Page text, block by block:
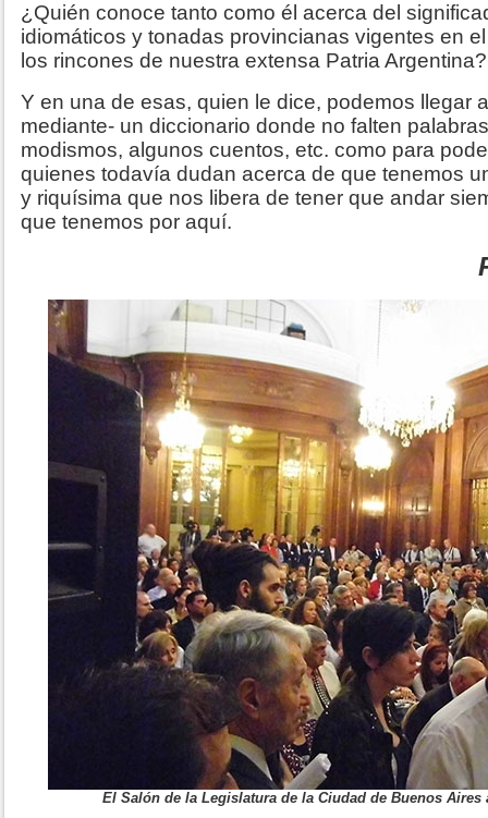
¿Quién conoce tanto como él acerca del
idiomáticos y tonadas provincianas vigentes en
los rincones de nuestra extensa Patria Argentina?
Y en una de esas, quien le dice, podemos llegar
mediante- un diccionario donde no falten
modismos, algunos cuentos, etc. como para
quienes todavía dudan acerca de que tenemos
y riquísima que nos libera de tener que andar
que tenemos por aquí.
El Salón de la Legislatura de la Ciudad de Buenos Aires